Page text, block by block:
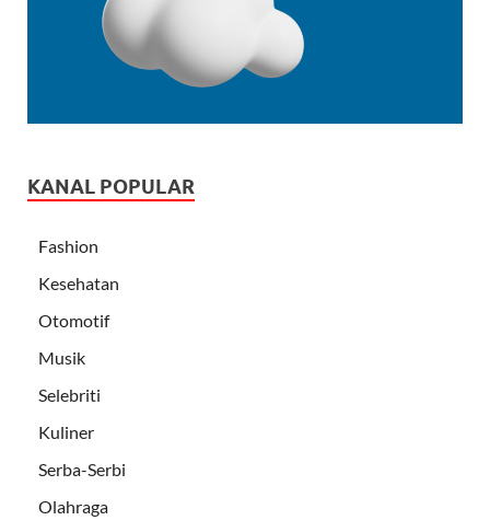
KANAL POPULAR
Fashion
Kesehatan
Otomotif
Musik
Selebriti
Kuliner
Serba-Serbi
Olahraga